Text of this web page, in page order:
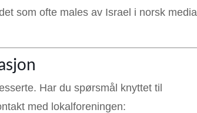
som ofte males av Israel i norsk media
Har du spørsmål knyttet til
med lokalforeningen: